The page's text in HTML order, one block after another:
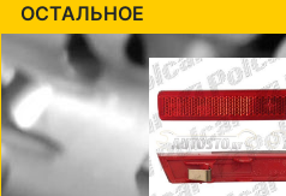
ОСТАЛЬНОЕ